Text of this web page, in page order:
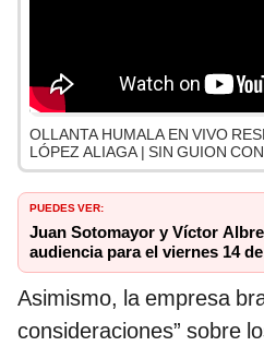
OLLANTA HUMALA EN VIVO
LÓPEZ ALIAGA | SIN GUION
PUEDES VER:
Juan Sotomayor y Víctor
audiencia para el viernes 14
Asimismo, la empresa
consideraciones” sobre